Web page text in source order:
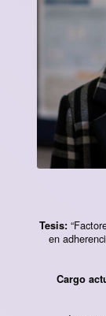
Tesis:
en
Cargo